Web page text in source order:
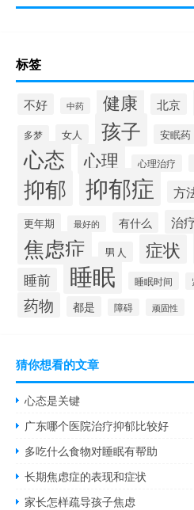
标签
不好 中药 健康 北京
多梦 女人 孩子 安眠药
心态 心理 心理治疗
抑郁 抑郁症 方
更年期
最好的 有什么 治
焦虑症 男人 症状
睡前 睡眠 睡眠时间
药物 都是 障碍 顽固性
猜你想看的文章
心态是关键
广东哪个医院治疗抑郁比较好
多吃什么食物对睡眠有帮助
长期焦虑症的表现和症状
家长怎样疏导孩子焦虑